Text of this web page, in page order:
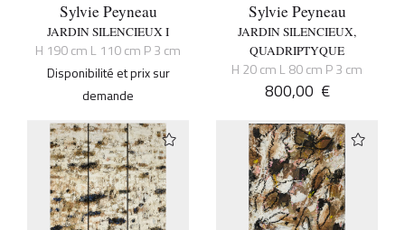
Sylvie Peyneau
JARDIN SILENCIEUX I
H 190 cm L 110 cm P 3 cm
Disponibilité et prix sur
demande
Sylvie Peyneau
JARDIN SILENCIEUX,
QUADRIPTYQUE
H 20 cm L 80 cm P 3 cm
800,00 €